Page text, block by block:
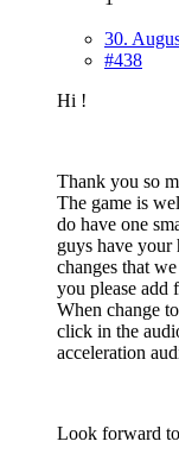
30.
#438
Hi !
Thank you so
The game is
do have one
guys have
changes that
you please add
When change
click in the
acceleration
Look forward